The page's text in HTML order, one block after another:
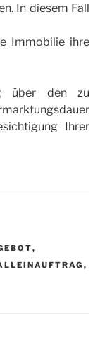
In diesem Fall
Immobilie ihre
über den zu
Ihrer
,
,